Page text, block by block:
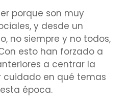
porque son muy
y desde un
no siempre y no todos,
esto han forzado a
a centrar la
cuidado en qué temas
época.